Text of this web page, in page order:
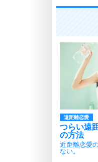
遠距離恋愛
つらい遠
の方法
近距離恋愛
ない。